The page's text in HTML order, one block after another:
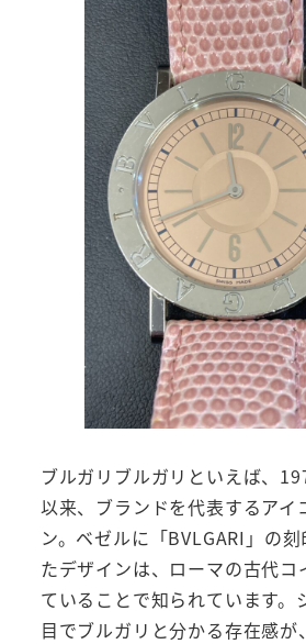
ブルガリブルガリといえば、
以来、ブランドを代表するアイ
ン。ベゼルに「BVLGARI」の
たデザインは、ローマの古代
ていることで知られています。
目でブルガリと分かる存在感